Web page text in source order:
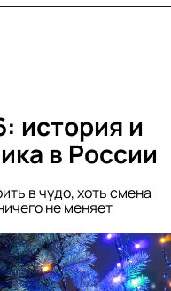
история и
в России
в чудо, хоть смена
не меняет